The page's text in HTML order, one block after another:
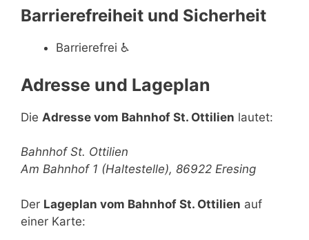
Barrierefreiheit und Sicherheit
Barrierefrei ♿
Adresse und Lageplan
Die Adresse vom Bahnhof St. Ottilien lautet:
Bahnhof St. Ottilien
Am Bahnhof 1 (Haltestelle), 86922 Eresing
Der Lageplan vom Bahnhof St. Ottilien auf
einer Karte: